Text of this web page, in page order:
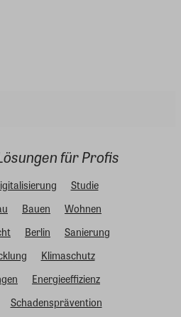
für Profis
Studie
Bauen
Wohnen
Berlin
Sanierung
Klimaschutz
Energieeffizienz
Schadensprävention